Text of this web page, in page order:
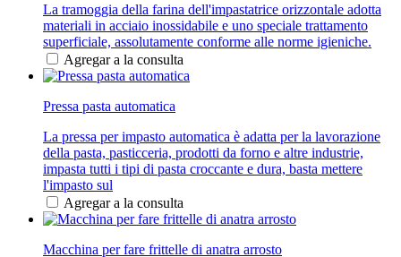
La tramoggia della farina dell'impastatrice orizzontale adotta
materiali in acciaio inossidabile e uno speciale trattamento
superficiale, assolutamente conforme alle norme igieniche.
Agregar a la consulta
Pressa pasta automatica
La pressa per impasto automatica è adatta per la lavorazione
della pasta, pasticceria, prodotti da forno e altre industrie,
impasta tutti i tipi di pasta croccante e dura, basta mettere
l'impasto sul
Agregar a la consulta
Macchina per fare frittelle di anatra arrosto